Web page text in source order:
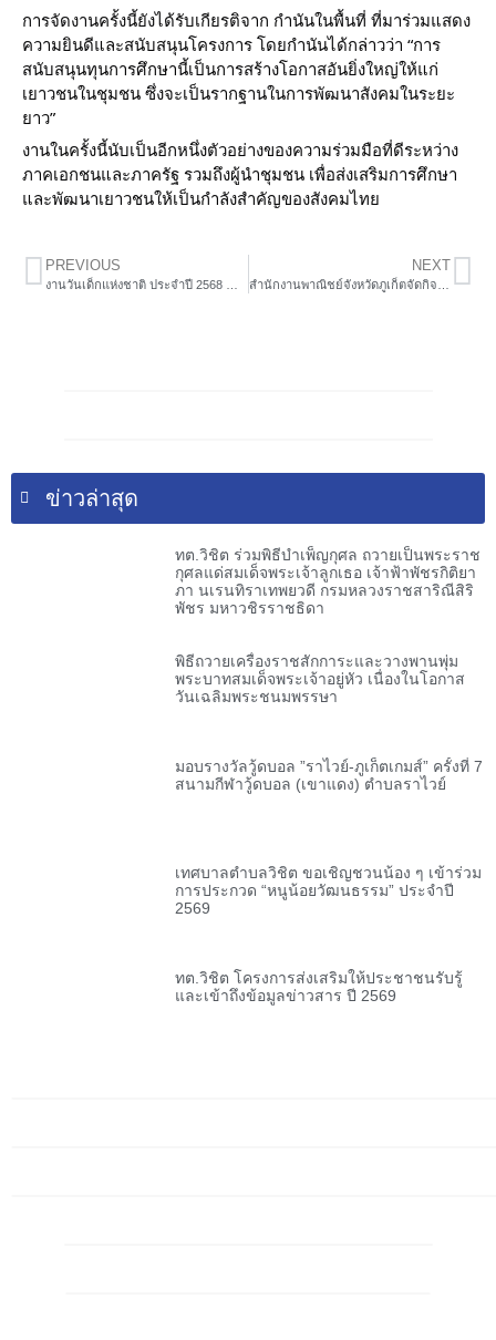
การจัดงานครั้งนี้ยังได้รับเกียรติจาก กำนันในพื้นที่ ที่มาร่วมแสดง
ความยินดีและสนับสนุนโครงการ โดยกำนันได้กล่าวว่า “การ
สนับสนุนทุนการศึกษานี้เป็นการสร้างโอกาสอันยิ่งใหญ่ให้แก่
เยาวชนในชุมชน ซึ่งจะเป็นรากฐานในการพัฒนาสังคมในระยะ
ยาว”
งานในครั้งนี้นับเป็นอีกหนึ่งตัวอย่างของความร่วมมือที่ดีระหว่าง
ภาคเอกชนและภาครัฐ รวมถึงผู้นำชุมชน เพื่อส่งเสริมการศึกษา
และพัฒนาเยาวชนให้เป็นกำลังสำคัญของสังคมไทย
PREVIOUS NEXT
ข่าวล่าสุด
ทต.วิชิต ร่วมพิธีบำเพ็ญกุศล ถวายเป็นพระราช
กุศลแด่สมเด็จพระเจ้าลูกเธอ เจ้าฟ้าพัชรกิติยา
ภา นเรนทิราเทพยวดี กรมหลวงราชสาริณีสิริ
พัชร มหาวชิรราชธิดา
พิธีถวายเครื่องราชสักการะและวางพานพุ่ม
พระบาทสมเด็จพระเจ้าอยู่หัว เนื่องในโอกาส
วันเฉลิมพระชนมพรรษา
มอบรางวัลวู้ดบอล ”ราไวย์-ภูเก็ตเกมส์” ครั้งที่ 7
สนามกีฬาวู้ดบอล (เขาแดง) ตำบลราไวย์
เทศบาลตำบลวิชิต ขอเชิญชวนน้อง ๆ เข้าร่วม
การประกวด “หนูน้อยวัฒนธรรม” ประจำปี
2569
ทต.วิชิต โครงการส่งเสริมให้ประชาชนรับรู้
และเข้าถึงข้อมูลข่าวสาร ปี 2569